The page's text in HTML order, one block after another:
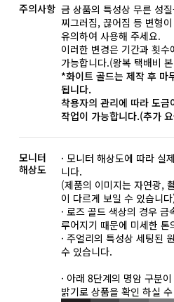
주의사항 금 상품의 특성상 무른 성
찌그러짐, 끊어짐 등 변형
유의하여 사용해 주세요.
이러한 변경은 기간과 횟
가능합니다.(왕복 택배비
*화이트 골드는 제작 후 마
됩니다.
착용자의 관리에 따라 도
작업이 가능합니다.(추가
모니터
해상도
· 모니터 해상도에 따라 실
니다.
(제품의 이미지는 자연광,
이 다르게 보일 수 있습니
· 로즈 골드 색상의 경우
루어지기 때문에 미세한
· 주얼리의 특성상 세팅된
수 있습니다.
· 아래 8단계의 명암 구분
밝기로 상품을 확인 하실